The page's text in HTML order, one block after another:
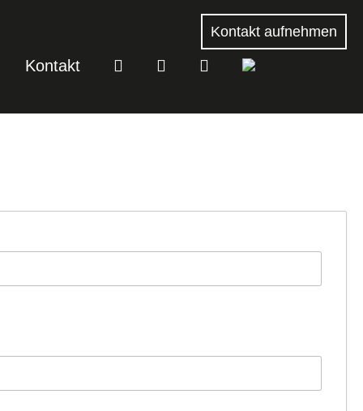
Kontakt aufnehmen
Kontakt